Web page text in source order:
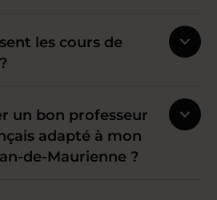
les cours de
un bon professeur
adapté à mon
de-Maurienne ?